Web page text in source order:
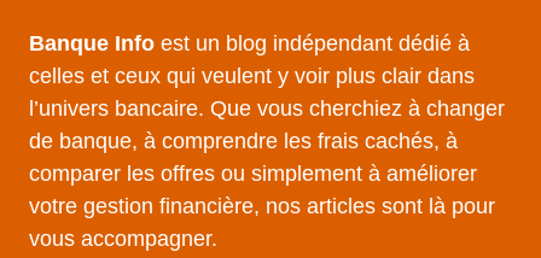
Banque Info est un blog indépendant dédié à
celles et ceux qui veulent y voir plus clair dans
l’univers bancaire. Que vous cherchiez à changer
de banque, à comprendre les frais cachés, à
comparer les offres ou simplement à améliorer
votre gestion financière, nos articles sont là pour
vous accompagner.